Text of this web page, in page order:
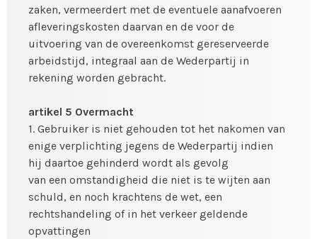
zaken, vermeerdert met de eventuele aanafvoeren
afleveringskosten daarvan en de voor de
uitvoering van de overeenkomst gereserveerde
arbeidstijd, integraal aan de Wederpartij in
rekening worden gebracht.
artikel 5 Overmacht
1. Gebruiker is niet gehouden tot het nakomen van
enige verplichting jegens de Wederpartij indien
hij daartoe gehinderd wordt als gevolg
van een omstandigheid die niet is te wijten aan
schuld, en noch krachtens de wet, een
rechtshandeling of in het verkeer geldende
opvattingen